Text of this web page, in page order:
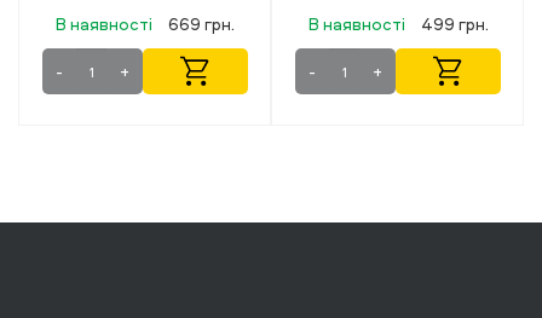
В наявності 499 грн.
- +
В наявності
669 грн.
- +